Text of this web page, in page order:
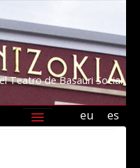
Teatro de Basauri Social
es
eu